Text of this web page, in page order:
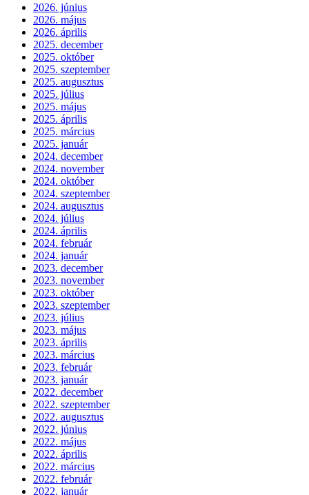
2026. június
2026. május
2026. április
2025. december
2025. október
2025. szeptember
2025. augusztus
2025. július
2025. május
2025. április
2025. március
2025. január
2024. december
2024. november
2024. október
2024. szeptember
2024. augusztus
2024. július
2024. április
2024. február
2024. január
2023. december
2023. november
2023. október
2023. szeptember
2023. július
2023. május
2023. április
2023. március
2023. február
2023. január
2022. december
2022. szeptember
2022. augusztus
2022. június
2022. május
2022. április
2022. március
2022. február
2022. január